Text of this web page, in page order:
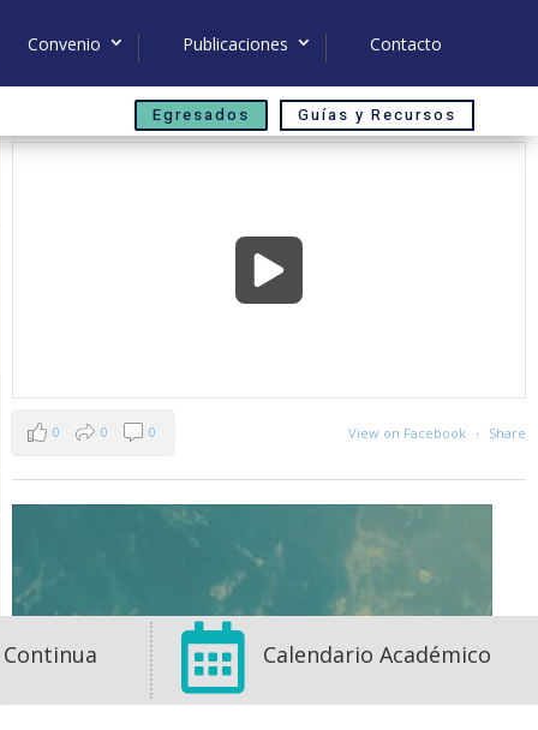
Convenio Publicaciones Contacto
Egresados
Guías y Recursos
View on Facebook · Share
0 0 0
 Calendario Académico